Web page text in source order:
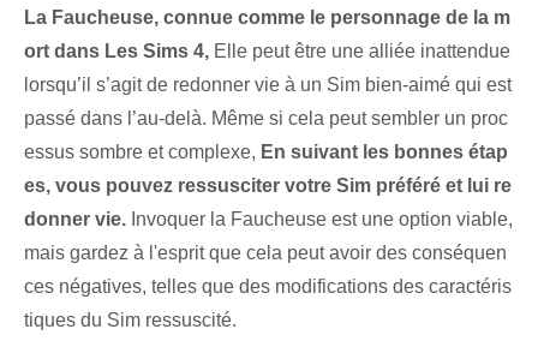
La Faucheuse, connue comme le personnage de la m
ort dans Les Sims 4, Elle peut être une alliée inattendue
lorsqu’il s’agit de redonner vie à un Sim bien-aimé qui est
passé dans l’au-delà. Même si cela peut sembler un proc
essus sombre et complexe, En suivant les bonnes étap
es, vous pouvez ressusciter votre Sim préféré et lui re
donner vie. Invoquer la Faucheuse est une option viable,
mais gardez à l'esprit que cela peut avoir des conséquen
ces négatives, telles que des modifications des caractéris
tiques du Sim ressuscité.